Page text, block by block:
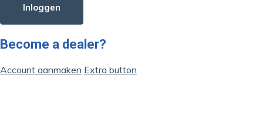
Inloggen
Become a dealer?
Account aanmaken Extra button